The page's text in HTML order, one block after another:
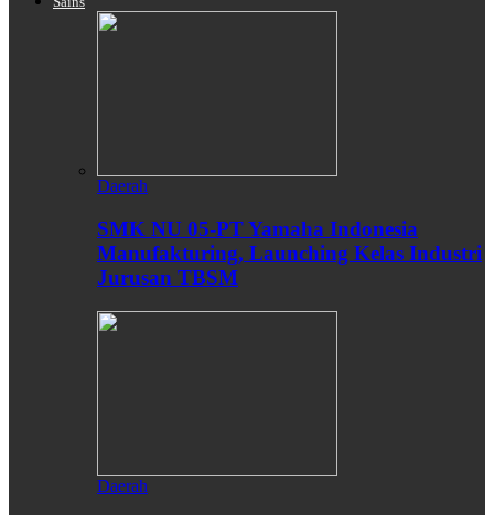
Daerah
SMK NU 05-PT Yamaha Indonesia
Manufakturing, Launching Kelas Industri
Jurusan TBSM
Daerah